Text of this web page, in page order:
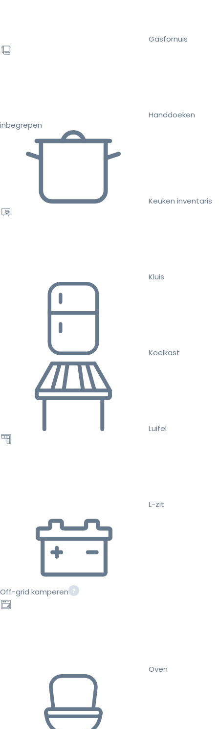
Gasfornuis
Handdoeken
inbegrepen
Keuken inventaris
Kluis
Koelkast
Luifel
L-zit
Off-grid kamperen
Oven